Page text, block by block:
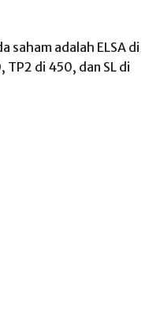
saham adalah ELSA di
di 450, dan SL di